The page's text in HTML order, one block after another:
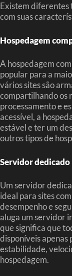
Existem diferentes
com suas
Hospedagem
A hospedagem
popular para a
vários sites são
compartilhando os
processamento e
acessível, a
estável e ter um
outros tipos de
Servidor dedicado
Um servidor
ideal para sites
desempenho e
aluga um servidor
que significa que
disponíveis apenas
estabilidade,
hospedagem.